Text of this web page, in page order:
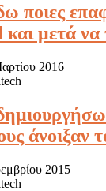
ποιες
και μετά
2016
άνοιξαν
2015